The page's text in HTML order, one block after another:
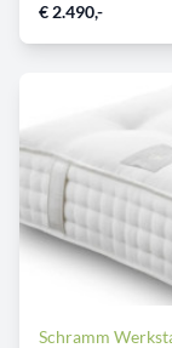
€ 2.490,-
Schramm